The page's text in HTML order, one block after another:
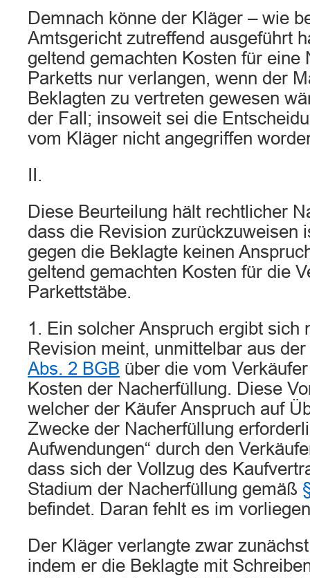
Demnach könne der Kläger – wie
Amtsgericht zutreffend ausgeführt
geltend gemachten Kosten für eine
Parketts nur verlangen, wenn der
Beklagten zu vertreten gewesen
der Fall; insoweit sei die
vom Kläger nicht angegriffen
II.
Diese Beurteilung hält rechtlicher
dass die Revision zurückzuweisen
gegen die Beklagte keinen
geltend gemachten Kosten für die
Parkettstäbe.
1. Ein solcher Anspruch ergibt sich
Revision meint, unmittelbar aus
Abs. 2 BGB über die vom
Kosten der Nacherfüllung. Diese
welcher der Käufer Anspruch auf
Zwecke der Nacherfüllung
Aufwendungen“ durch den
dass sich der Vollzug des
Stadium der Nacherfüllung gemäß
befindet. Daran fehlt es im
Der Kläger verlangte zwar
indem er die Beklagte mit